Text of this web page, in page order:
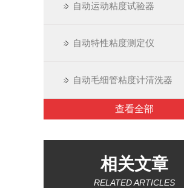
自动运动粘度试验器
自动特性粘度测定仪
自动毛细管粘度计清洗器
查看全部
相关文章
RELATED ARTICLES